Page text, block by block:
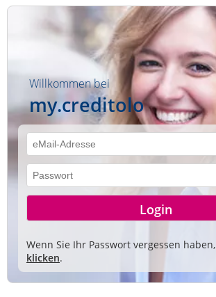
Willkommen bei
my.creditolo
Wenn Sie Ihr Passwort vergessen haben,
klicken.